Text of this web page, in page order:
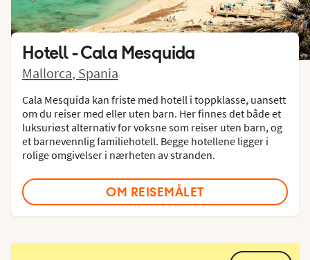
Hotell -Cala Mesquida
Mallorca, Spania
Cala Mesquida kan friste med hotell i toppklasse, uansett
om du reiser med eller uten barn. Her finnes det både et
luksuriøst alternativ for voksne som reiser uten barn, og
et barnevennlig familiehotell. Begge hotellene ligger i
rolige omgivelser i nærheten av stranden.
OM REISEMÅLET